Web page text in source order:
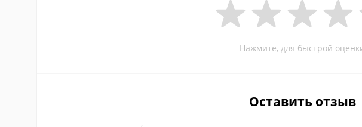
Нажмите, для быстрой
Оставить отзыв